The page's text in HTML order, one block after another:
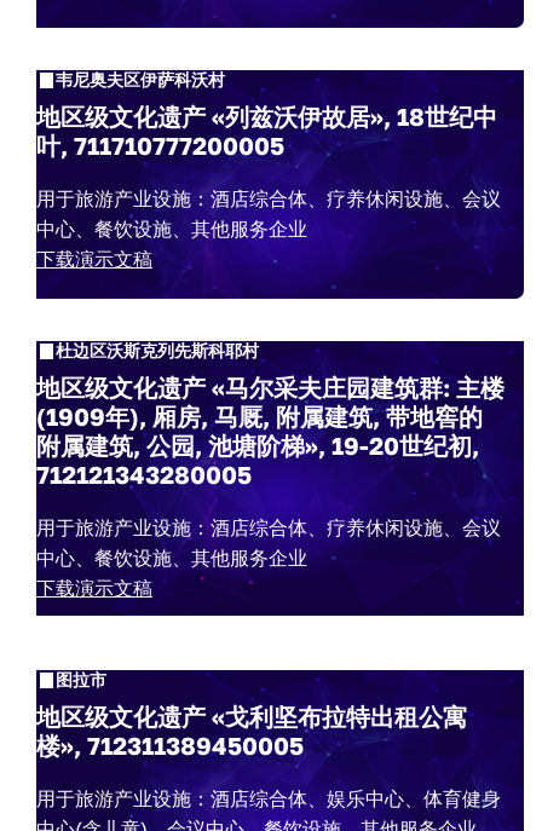
韦尼奥夫区伊萨科沃村
地区级文化遗产 «列兹沃伊故居», 18世纪中
叶, 711710777200005
用于旅游产业设施：酒店综合体、疗养休闲设施、会议
中心、餐饮设施、其他服务企业
下载演示文稿
杜边区沃斯克列先斯科耶村
地区级文化遗产 «马尔采夫庄园建筑群: 主楼
(1909年), 厢房, 马厩, 附属建筑, 带地窖的
附属建筑, 公园, 池塘阶梯», 19-20世纪初,
712121343280005
用于旅游产业设施：酒店综合体、疗养休闲设施、会议
中心、餐饮设施、其他服务企业
下载演示文稿
图拉市
地区级文化遗产 «戈利坚布拉特出租公寓
楼», 712311389450005
用于旅游产业设施：酒店综合体、娱乐中心、体育健身